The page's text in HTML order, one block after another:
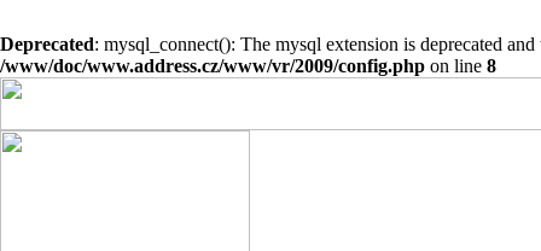
Deprecated: mysql_connect(): The mysql extension is deprecated
/www/doc/www.address.cz/www/vr/2009/config.php on line 8